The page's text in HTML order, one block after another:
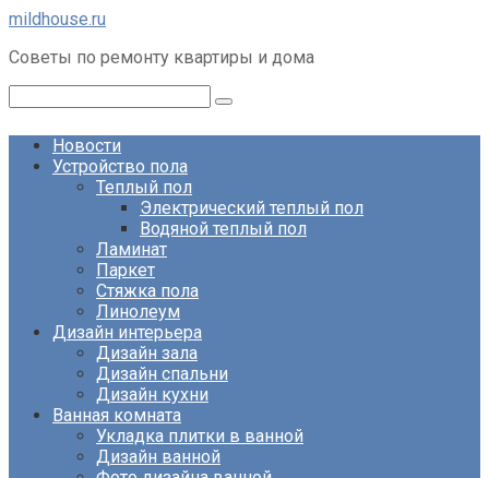
Перейти
контенту
mildhouse.ru
Советы по ремонту квартиры и дома
Новости
Устройство пола
Теплый пол
Электрический теплый пол
Водяной теплый пол
Ламинат
Паркет
Стяжка пола
Линолеум
Дизайн интерьера
Дизайн зала
Дизайн спальни
Дизайн кухни
Ванная комната
Укладка плитки в ванной
Дизайн ванной